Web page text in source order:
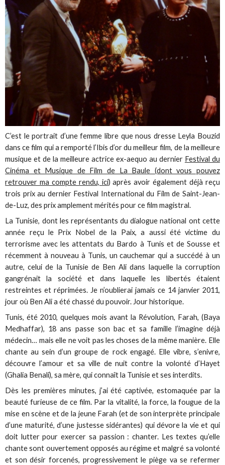
C’est le portrait d’une femme libre que nous dresse Leyla Bouzid
dans ce film qui a remporté l’Ibis d’or du meilleur film, de la meilleure
musique et de la meilleure actrice ex-aequo au dernier Festival du
Cinéma et Musique de Film de La Baule (dont vous pouvez
retrouver ma compte rendu, ici) après avoir également déjà reçu
trois prix au dernier Festival International du Film de Saint-Jean-
de-Luz, des prix amplement mérités pour ce film magistral.
La Tunisie, dont les représentants du dialogue national ont cette
année reçu le Prix Nobel de la Paix, a aussi été victime du
terrorisme avec les attentats du Bardo à Tunis et de Sousse et
récemment à nouveau à Tunis, un cauchemar qui a succédé à un
autre, celui de la Tunisie de Ben Ali dans laquelle la corruption
gangrénait la société et dans laquelle les libertés étaient
restreintes et réprimées. Je n’oublierai jamais ce 14 janvier 2011,
jour où Ben Ali a été chassé du pouvoir. Jour historique.
Tunis, été 2010, quelques mois avant la Révolution, Farah, (Baya
Medhaffar), 18 ans passe son bac et sa famille l’imagine déjà
médecin… mais elle ne voit pas les choses de la même manière. Elle
chante au sein d’un groupe de rock engagé. Elle vibre, s’enivre,
découvre l’amour et sa ville de nuit contre la volonté d’Hayet
(Ghalia Benali), sa mère, qui connaît la Tunisie et ses interdits.
Dès les premières minutes, j’ai été captivée, estomaquée par la
beauté furieuse de ce film. Par la vitalité, la force, la fougue de la
mise en scène et de la jeune Farah (et de son interprète principale
d’une maturité, d’une justesse sidérantes) qui dévore la vie et qui
doit lutter pour exercer sa passion : chanter. Les textes qu’elle
chante sont ouvertement opposés au régime et malgré sa volonté
et son désir forcenés, progressivement le piège va se refermer